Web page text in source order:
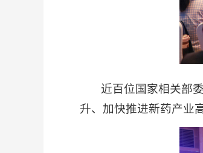
近百位国家相关部委
升、加快推进新药产业